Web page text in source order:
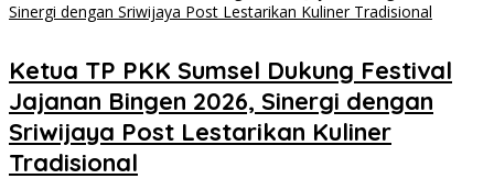
Ketua TP PKK Sumsel Dukung Festival
Jajanan Bingen 2026, Sinergi dengan
Sriwijaya Post Lestarikan Kuliner
Tradisional